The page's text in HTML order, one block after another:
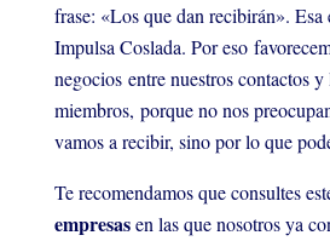
frase: «Los que dan recibirán». Esa
Impulsa Coslada. Por eso
negociosentre nuestros contactos y
miembros, porque no nos
vamos a recibir, sino por lo que
Te recomendamos que consultes
empresasen las que nosotros ya